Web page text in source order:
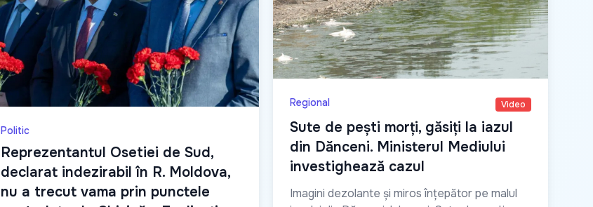
Politic
Reprezentantul Osetiei de Sud,
declarat indezirabil în R. Moldova,
nu a trecut vama prin punctele
Regional Video
Sute de pești morți, găsiți la iazul
din Dănceni. Ministerul Mediului
investighează cazul
Imagini dezolante și miros înțepător pe malul